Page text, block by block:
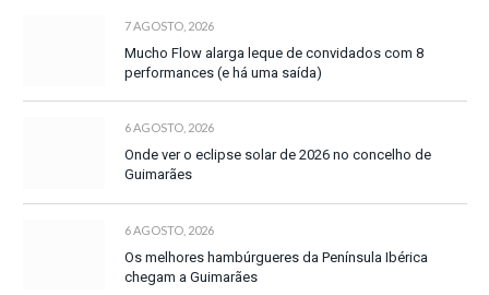
7 AGOSTO, 2026
Mucho Flow alarga leque de convidados com 8
performances (e há uma saída)
6 AGOSTO, 2026
Onde ver o eclipse solar de 2026 no concelho de
Guimarães
6 AGOSTO, 2026
Os melhores hambúrgueres da Península Ibérica
chegam a Guimarães